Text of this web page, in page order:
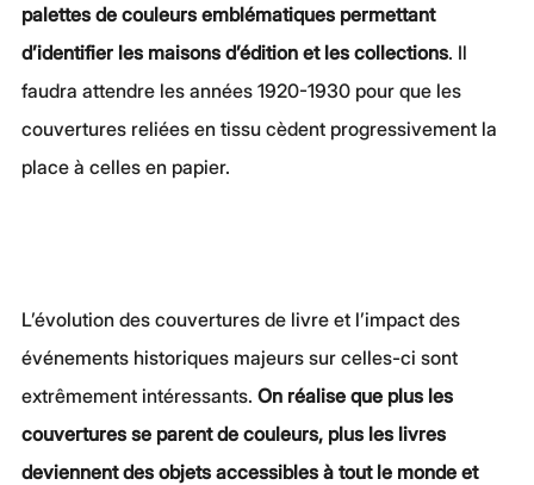
palettes de couleurs emblématiques permettant
d’identifier les maisons d’édition et les collections. Il
faudra attendre les années 1920-1930 pour que les
couvertures reliées en tissu cèdent progressivement la
place à celles en papier.
L’évolution des couvertures de livre et l’impact des
événements historiques majeurs sur celles-ci sont
extrêmement intéressants. On réalise que plus les
couvertures se parent de couleurs, plus les livres
deviennent des objets accessibles à tout le monde et